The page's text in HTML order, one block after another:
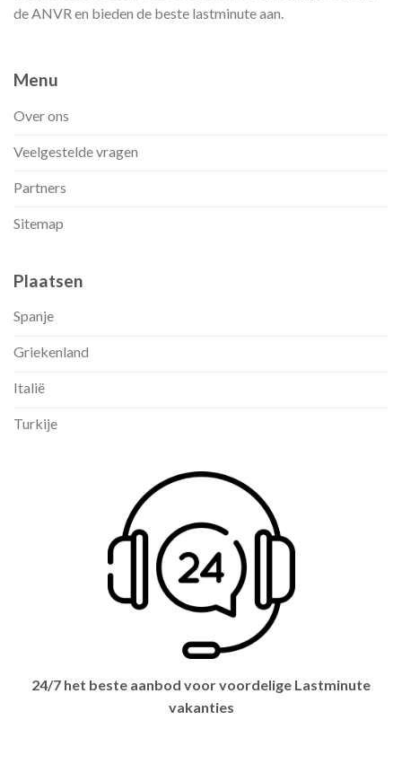
de ANVR en bieden de beste lastminute aan.
Menu
Over ons
Veelgestelde vragen
Partners
Sitemap
Plaatsen
Spanje
Griekenland
Italië
Turkije
24/7 het beste aanbod voor voordelige Lastminute
vakanties